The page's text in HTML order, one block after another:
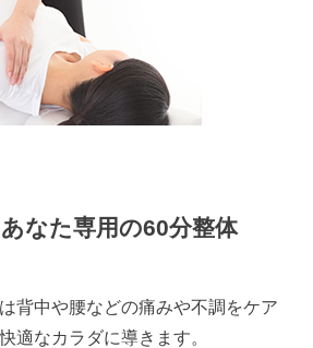
なた専用の60分整体
背中や腰などの痛みや不調をケア
適なカラダに導きます。